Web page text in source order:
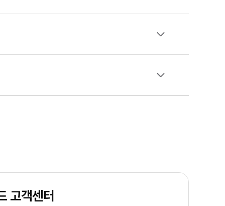
고객센터